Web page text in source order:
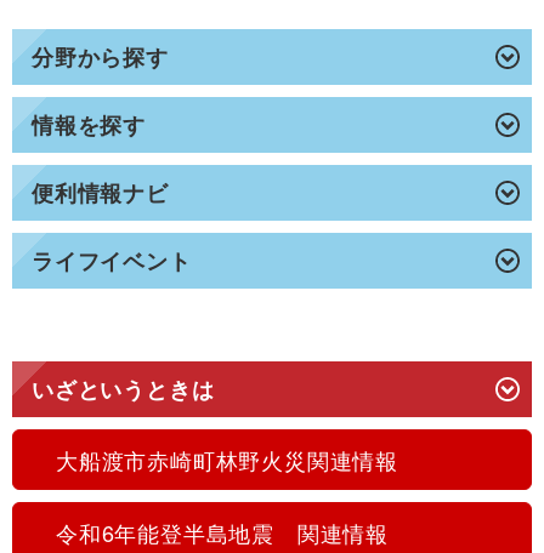
分野から探す
情報を探す
便利情報ナビ
ライフイベント
いざというときは
大船渡市赤崎町林野火災関連情報
令和6年能登半島地震 関連情報